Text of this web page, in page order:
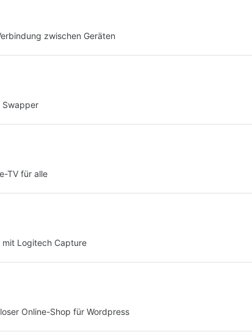
zwischen Geräten
Swapper
TV für alle
mit Logitech Capture
Online-Shop für Wordpress